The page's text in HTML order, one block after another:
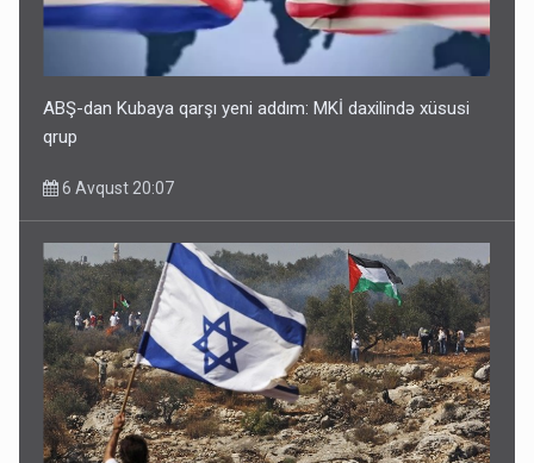
ABŞ-dan Kubaya qarşı yeni addım: MKİ daxilində xüsusi
qrup
6 Avqust 20:07